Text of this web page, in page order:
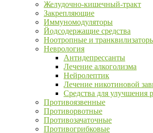
Желудочно-кишечный-тракт
Закрепляющие
Иммуномодуляторы
Йодсодержащие средства
Ноотропные и
Неврология
Антидепрессанты
Лечение алкоголизма
Нейролептик
Лечение никотиновой
Средства для улучшения
Противоязвенные
Противорвотные
Противозачаточные
Противогрибковые